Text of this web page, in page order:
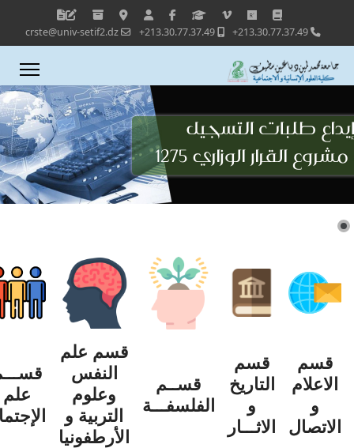
213.30.77.37.49+
213.30.77.37.49+
crste@univ-setif2.dz
قسم
الاعلام
و
الاتصال
قسم
التاريخ
و
الاثـــار
قســم
الفلسفـــة
قسم علم
النفس
وعلوم
التربية و
الأرطفونيا
علم